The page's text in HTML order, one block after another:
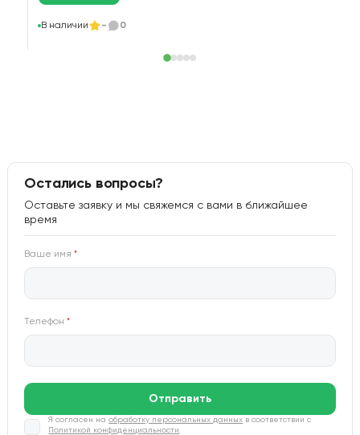
В наличии - 0
Остались вопросы?
Оставьте заявку и мы свяжемся с вами в ближайшее
время
Ваше имя*
Телефон*
Отправить
Я согласен наобработку персональных данных в соответствии с
Политикой конфиденциальности